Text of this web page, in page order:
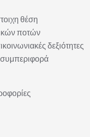
θέση
ποτών
δεξιότητες